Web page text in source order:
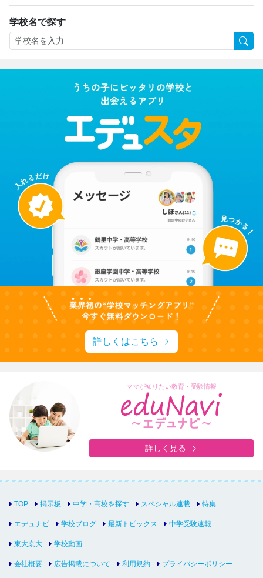
学校名で探す
詳しくはこちら
ママが知りたい教育・受験情報
詳しく見る
TOP 掲示板 中学・高校を探す スペシャル連載 特集
エデュナビ 学校ブログ 最新トピックス 中学受験速報
東大京大 学校動画
会社概要 広告掲載について 利用規約 プライバシーポリシー